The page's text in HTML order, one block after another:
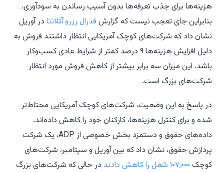
هزینه‌ها برای جذب تعرفه‌ها بدون آسیب رساندن به سودآوری.
بنابراین جای تعجب نیست که گزارش فدرال رزرو آتلانتا در آوریل
نشان داد که شرکت‌های کوچک آمریکایی انتظار داشتند فروش به
دلیل افزایش هزینه‌ها ۹ درصد کمتر از شرایط عادی کسب‌وکار
باشد. این میزان سه برابر بیشتر از کاهش فروش مورد انتظار
شرکت‌های بزرگ است.
در پاسخ به این وضعیت، شرکت‌های کوچک آمریکایی محتاط‌تر
شده و برای کنترل هزینه‌ها، کارکنان خود را کاهش داده‌اند.
داده‌های حقوق و دستمزد بخش خصوصی از ADP، یک شرکت
پردازش حقوق، نشان داد که بین آوریل و سپتامبر، شرکت‌های
کوچک ۱۰۷,۰۰۰ شغل را کاهش دادند
در حالی که شرکت‌های بزرگ